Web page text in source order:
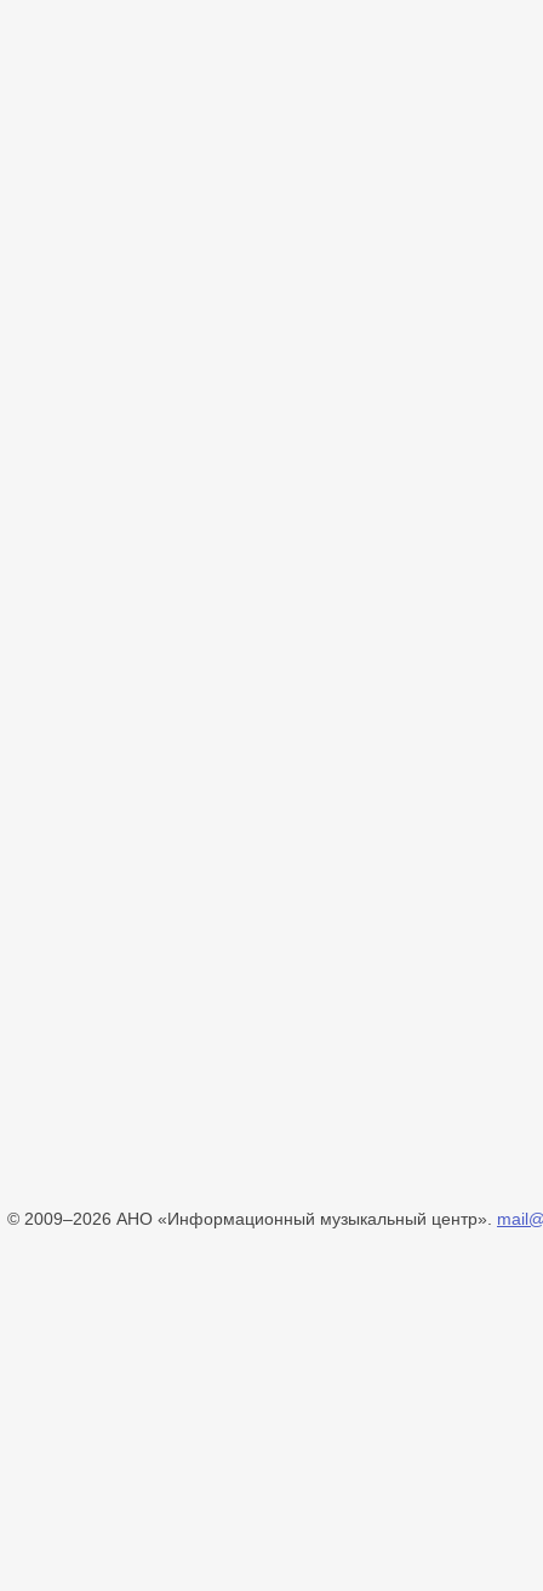
© 2009–2026 АНО «Информационный музыкальный центр».